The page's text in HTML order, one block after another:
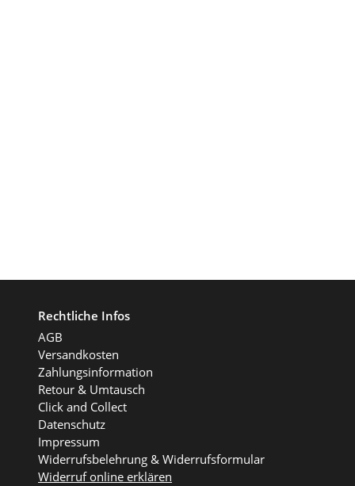
Rechtliche Infos
AGB
Versandkosten
Zahlungsinformation
Retour & Umtausch
Click and Collect
Datenschutz
Impressum
Widerrufsbelehrung & Widerrufsformular
Widerruf online erklären